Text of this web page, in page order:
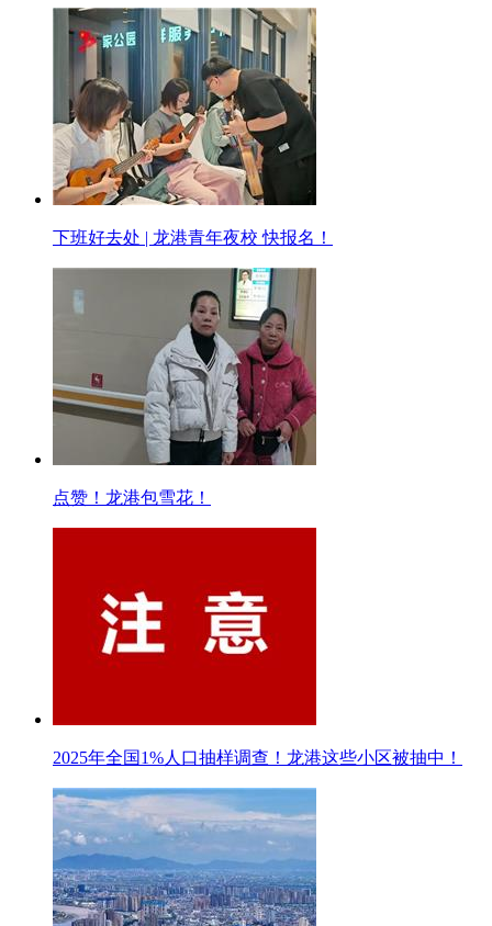
下班好去处 | 龙港青年夜校 快报名！
点赞！龙港包雪花！
2025年全国1%人口抽样调查！龙港这些小区被抽中！